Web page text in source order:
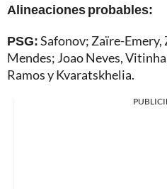
Alineaciones probables:
PSG:Safonov; Zaïre-Emery,
Mendes; Joao Neves,
Ramos y Kvaratskhelia.